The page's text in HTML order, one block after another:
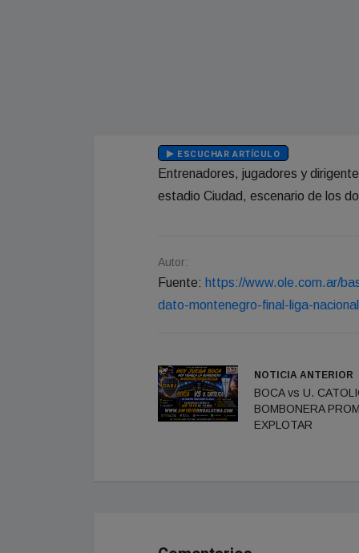
ESCUCHAR ARTÍCULO
Entrenadores, jugadores y
estadio Ciudad, escenario de los
Autor:
Fuente: https://www.ole.com.ar/
dato-montenegro-final-liga-
NOTICIA ANTERIOR
BOCA vs U.
BOMBONERA
EXPLOTAR